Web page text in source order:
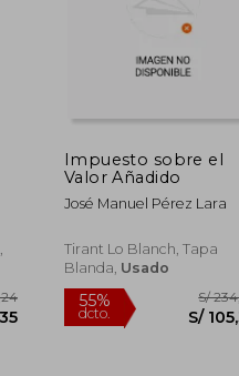
40%
Impuesto sobre el
Valor Añadido
José Manuel Pérez Lara
Tirant Lo Blanch, Tapa
Blanda, Usado